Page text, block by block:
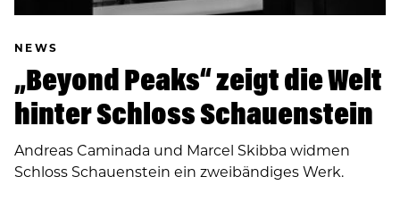
NEWS
„Beyond Peaks“ zeigt die Welt
hinter Schloss Schauenstein
Andreas Caminada und Marcel Skibba widmen
Schloss Schauenstein ein zweibändiges Werk.